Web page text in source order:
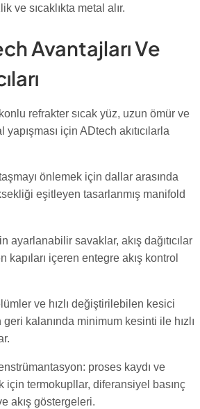
ve sıcaklıkta metal alır.
Avantajları Ve
refrakter sıcak yüz, uzun ömür ve
yapışması için ADtech akıtıcılarla
önlemek için dallar arasında
eşitleyen tasarlanmış manifold
ayarlanabilir savaklar, akış dağıtıcılar
kapıları içeren entegre akış kontrol
ve hızlı değiştirilebilen kesici
geri kalanında minimum kesinti ile hızlı
proses kaydı ve
için termokupllar, diferansiyel basınç
akış göstergeleri.